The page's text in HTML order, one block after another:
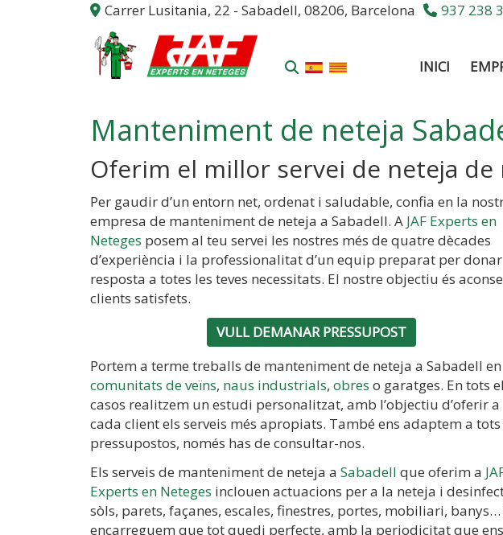
Carrer Lusitania, 22 - Sabadell, 08206, Barcelona 937 238
INICI
Manteniment de neteja
Oferim el millor servei de neteja
Per gaudir d’un entorn net, ordenat i saludable, confia en la
empresa de manteniment de neteja a Sabadell. A JAF Experts en
Neteges posem al teu servei les nostres més de quatre dècades
d’experiència i la professionalitat d’un equip preparat per donar
resposta a totes les teves necessitats. El nostre objectiu és
clients satisfets.
VULL DEMANAR PRESSUPOST
Portem a terme treballs de manteniment de neteja a Sabadell en
comunitats de veïns, naus industrials, obres o garatges. En tots
casos realitzem un estudi personalitzat, amb l’objectiu d’oferir a
cada client els serveis més apropiats. També ens adaptem a tots
pressupostos, només has de consultar-nos.
Els serveis de manteniment de neteja a Sabadell que oferim a
Experts en Neteges inclouen actuacions per a la neteja i
sòls, parets, façanes, escales, finestres, portes, mobiliari, banys…
encarreguem que tot quedi perfecte, amb la periodicitat que ens